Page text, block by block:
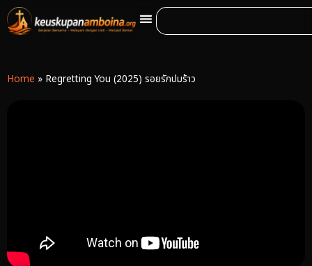
Home » Regretting You (2025) รอยรักปมร้าว